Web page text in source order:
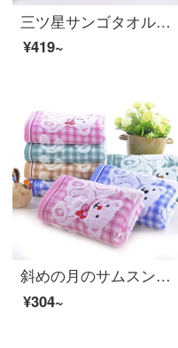
三ツ星サンゴタオルバスタオルセット熊の形タオルサンゴの羽が柔らかくて、水を吸い込みます。ピンクサンゴの绒の小熊のセットタオル（1タオル1バスタオル）
¥419~
斜めの月のサムスンの2/8条は純綿の児童のタオルを詰めて柔軟に水を吸い込んで顔を洗うタオルの4条は普通の漫画のタオルを詰めます
¥304~